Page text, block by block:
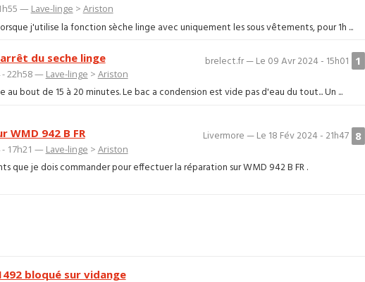
— Lave-linge > Ariston
j'utilise la fonction sèche linge avec uniquement les sous vêtements, pour 1h ...
1
brelect.fr — Le 09 Avr 2024 - 15h01
du seche linge
- 22h58 — Lave-linge > Ariston
au bout de 15 à 20 minutes. Le bac a condension est vide pas d'eau du tout... Un ...
8
Livermore — Le 18 Fév 2024 - 21h47
WMD 942 B FR
- 17h21 — Lave-linge > Ariston
que je dois commander pour effectuer la réparation sur WMD 942 B FR .
bloqué sur vidange